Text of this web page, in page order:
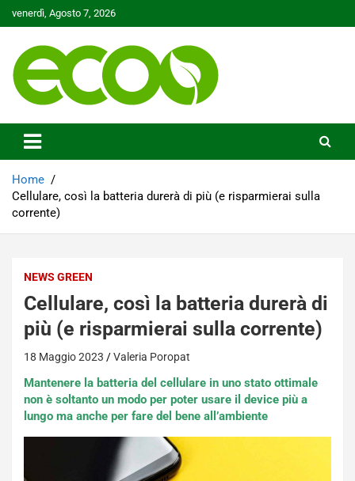
to
venerdì, Agosto 7, 2026
Ecoo.it
Home
Cellulare, così la batteria durerà di più (e risparmierai sulla
corrente)
NEWS GREEN
Cellulare, così la batteria durerà di
più (e risparmierai sulla corrente)
18 Maggio 2023 Valeria Poropat
Mantenere la batteria del cellulare in uno stato ottimale
non è soltanto un modo per poter usare il device più a
lungo ma anche per fare del bene all’ambiente